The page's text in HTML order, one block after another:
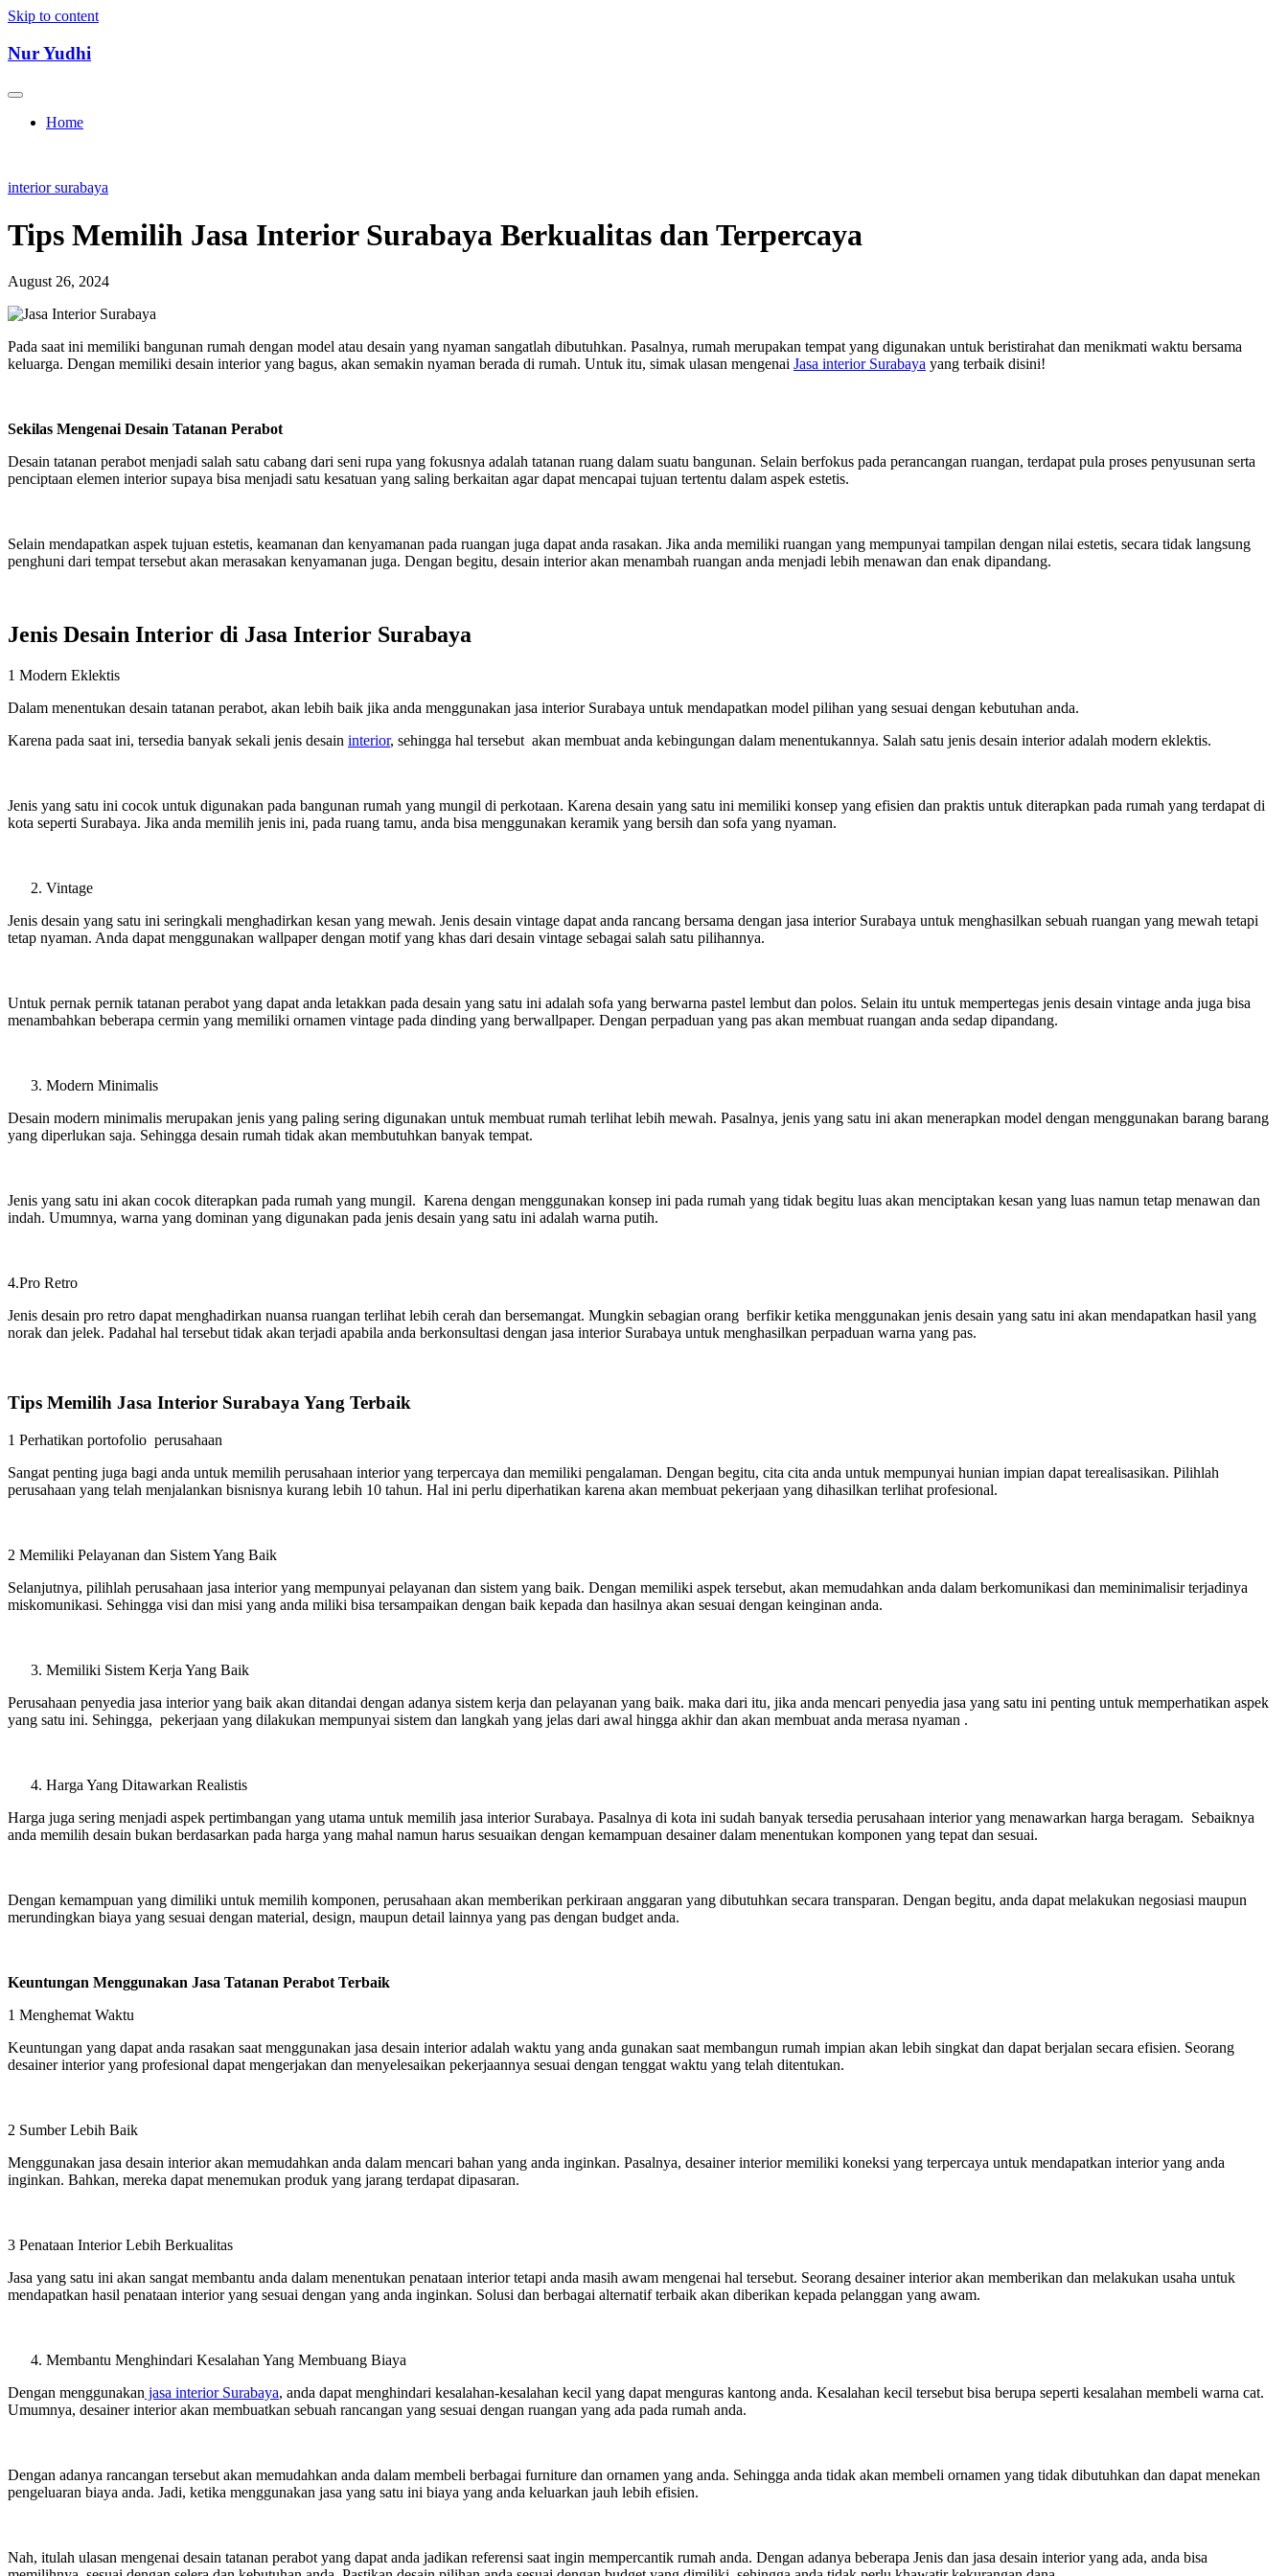
Skip to content
Nur Yudhi
Home
interior surabaya
Tips Memilih Jasa Interior Surabaya Berkualitas dan Terpercaya
August 26, 2024
Pada saat ini memiliki bangunan rumah dengan model atau desain yang nyaman sangatlah dibutuhkan. Pasalnya, rumah merupakan tempat yang digunakan untuk beristirahat dan menikmati waktu bersama
keluarga. Dengan memiliki desain interior yang bagus, akan semakin nyaman berada di rumah. Untuk itu, simak ulasan mengenai Jasa interior Surabaya yang terbaik disini!
Sekilas Mengenai Desain Tatanan Perabot
Desain tatanan perabot menjadi salah satu cabang dari seni rupa yang fokusnya adalah tatanan ruang dalam suatu bangunan. Selain berfokus pada perancangan ruangan, terdapat pula proses penyusunan serta
penciptaan elemen interior supaya bisa menjadi satu kesatuan yang saling berkaitan agar dapat mencapai tujuan tertentu dalam aspek estetis.
Selain mendapatkan aspek tujuan estetis, keamanan dan kenyamanan pada ruangan juga dapat anda rasakan. Jika anda memiliki ruangan yang mempunyai tampilan dengan nilai estetis, secara tidak langsung
penghuni dari tempat tersebut akan merasakan kenyamanan juga. Dengan begitu, desain interior akan menambah ruangan anda menjadi lebih menawan dan enak dipandang.
Jenis Desain Interior di Jasa Interior Surabaya
1 Modern Eklektis
Dalam menentukan desain tatanan perabot, akan lebih baik jika anda menggunakan jasa interior Surabaya untuk mendapatkan model pilihan yang sesuai dengan kebutuhan anda.
Karena pada saat ini, tersedia banyak sekali jenis desain interior, sehingga hal tersebut akan membuat anda kebingungan dalam menentukannya. Salah satu jenis desain interior adalah modern eklektis.
Jenis yang satu ini cocok untuk digunakan pada bangunan rumah yang mungil di perkotaan. Karena desain yang satu ini memiliki konsep yang efisien dan praktis untuk diterapkan pada rumah yang terdapat di
kota seperti Surabaya. Jika anda memilih jenis ini, pada ruang tamu, anda bisa menggunakan keramik yang bersih dan sofa yang nyaman.
Vintage
Jenis desain yang satu ini seringkali menghadirkan kesan yang mewah. Jenis desain vintage dapat anda rancang bersama dengan jasa interior Surabaya untuk menghasilkan sebuah ruangan yang mewah tetapi
tetap nyaman. Anda dapat menggunakan wallpaper dengan motif yang khas dari desain vintage sebagai salah satu pilihannya.
Untuk pernak pernik tatanan perabot yang dapat anda letakkan pada desain yang satu ini adalah sofa yang berwarna pastel lembut dan polos. Selain itu untuk mempertegas jenis desain vintage anda juga bisa
menambahkan beberapa cermin yang memiliki ornamen vintage pada dinding yang berwallpaper. Dengan perpaduan yang pas akan membuat ruangan anda sedap dipandang.
Modern Minimalis
Desain modern minimalis merupakan jenis yang paling sering digunakan untuk membuat rumah terlihat lebih mewah. Pasalnya, jenis yang satu ini akan menerapkan model dengan menggunakan barang barang
yang diperlukan saja. Sehingga desain rumah tidak akan membutuhkan banyak tempat.
Jenis yang satu ini akan cocok diterapkan pada rumah yang mungil. Karena dengan menggunakan konsep ini pada rumah yang tidak begitu luas akan menciptakan kesan yang luas namun tetap menawan dan
indah. Umumnya, warna yang dominan yang digunakan pada jenis desain yang satu ini adalah warna putih.
4.Pro Retro
Jenis desain pro retro dapat menghadirkan nuansa ruangan terlihat lebih cerah dan bersemangat. Mungkin sebagian orang berfikir ketika menggunakan jenis desain yang satu ini akan mendapatkan hasil yang
norak dan jelek. Padahal hal tersebut tidak akan terjadi apabila anda berkonsultasi dengan jasa interior Surabaya untuk menghasilkan perpaduan warna yang pas.
Tips Memilih Jasa Interior Surabaya Yang Terbaik
1 Perhatikan portofolio perusahaan
Sangat penting juga bagi anda untuk memilih perusahaan interior yang terpercaya dan memiliki pengalaman. Dengan begitu, cita cita anda untuk mempunyai hunian impian dapat terealisasikan. Pilihlah
perusahaan yang telah menjalankan bisnisnya kurang lebih 10 tahun. Hal ini perlu diperhatikan karena akan membuat pekerjaan yang dihasilkan terlihat profesional.
2 Memiliki Pelayanan dan Sistem Yang Baik
Selanjutnya, pilihlah perusahaan jasa interior yang mempunyai pelayanan dan sistem yang baik. Dengan memiliki aspek tersebut, akan memudahkan anda dalam berkomunikasi dan meminimalisir terjadinya
miskomunikasi. Sehingga visi dan misi yang anda miliki bisa tersampaikan dengan baik kepada dan hasilnya akan sesuai dengan keinginan anda.
Memiliki Sistem Kerja Yang Baik
Perusahaan penyedia jasa interior yang baik akan ditandai dengan adanya sistem kerja dan pelayanan yang baik. maka dari itu, jika anda mencari penyedia jasa yang satu ini penting untuk memperhatikan aspek
yang satu ini. Sehingga, pekerjaan yang dilakukan mempunyai sistem dan langkah yang jelas dari awal hingga akhir dan akan membuat anda merasa nyaman .
Harga Yang Ditawarkan Realistis
Harga juga sering menjadi aspek pertimbangan yang utama untuk memilih jasa interior Surabaya. Pasalnya di kota ini sudah banyak tersedia perusahaan interior yang menawarkan harga beragam. Sebaiknya
anda memilih desain bukan berdasarkan pada harga yang mahal namun harus sesuaikan dengan kemampuan desainer dalam menentukan komponen yang tepat dan sesuai.
Dengan kemampuan yang dimiliki untuk memilih komponen, perusahaan akan memberikan perkiraan anggaran yang dibutuhkan secara transparan. Dengan begitu, anda dapat melakukan negosiasi maupun
merundingkan biaya yang sesuai dengan material, design, maupun detail lainnya yang pas dengan budget anda.
Keuntungan Menggunakan Jasa Tatanan Perabot Terbaik
1 Menghemat Waktu
Keuntungan yang dapat anda rasakan saat menggunakan jasa desain interior adalah waktu yang anda gunakan saat membangun rumah impian akan lebih singkat dan dapat berjalan secara efisien. Seorang
desainer interior yang profesional dapat mengerjakan dan menyelesaikan pekerjaannya sesuai dengan tenggat waktu yang telah ditentukan.
2 Sumber Lebih Baik
Menggunakan jasa desain interior akan memudahkan anda dalam mencari bahan yang anda inginkan. Pasalnya, desainer interior memiliki koneksi yang terpercaya untuk mendapatkan interior yang anda
inginkan. Bahkan, mereka dapat menemukan produk yang jarang terdapat dipasaran.
3 Penataan Interior Lebih Berkualitas
Jasa yang satu ini akan sangat membantu anda dalam menentukan penataan interior tetapi anda masih awam mengenai hal tersebut. Seorang desainer interior akan memberikan dan melakukan usaha untuk
mendapatkan hasil penataan interior yang sesuai dengan yang anda inginkan. Solusi dan berbagai alternatif terbaik akan diberikan kepada pelanggan yang awam.
Membantu Menghindari Kesalahan Yang Membuang Biaya
Dengan menggunakan jasa interior Surabaya, anda dapat menghindari kesalahan-kesalahan kecil yang dapat menguras kantong anda. Kesalahan kecil tersebut bisa berupa seperti kesalahan membeli warna cat.
Umumnya, desainer interior akan membuatkan sebuah rancangan yang sesuai dengan ruangan yang ada pada rumah anda.
Dengan adanya rancangan tersebut akan memudahkan anda dalam membeli berbagai furniture dan ornamen yang anda. Sehingga anda tidak akan membeli ornamen yang tidak dibutuhkan dan dapat menekan
pengeluaran biaya anda. Jadi, ketika menggunakan jasa yang satu ini biaya yang anda keluarkan jauh lebih efisien.
Nah, itulah ulasan mengenai desain tatanan perabot yang dapat anda jadikan referensi saat ingin mempercantik rumah anda. Dengan adanya beberapa Jenis dan jasa desain interior yang ada, anda bisa